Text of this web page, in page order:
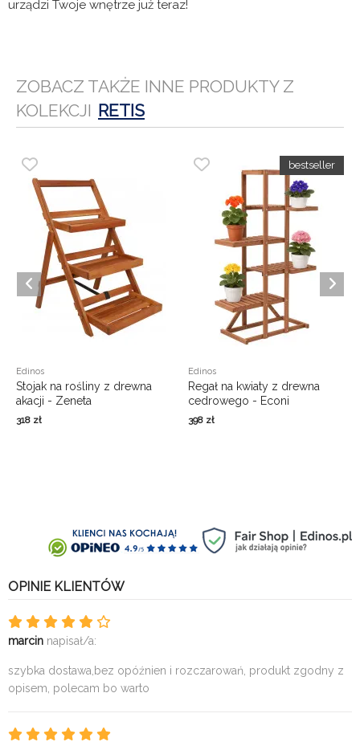
urządzi Twoje wnętrze już teraz!
ZOBACZ TAKŻE INNE PRODUKTY Z
KOLEKCJI RETIS
Edinos
Stojak na rośliny z drewna
akacji - Zeneta
318 zł
Edinos
Regał na kwiaty z drewna
cedrowego - Econi
398 zł
OPINIE KLIENTÓW
marcin napisał/a:
szybka dostawa,bez opóźnien i rozczarowań, produkt zgodny z
opisem, polecam bo warto